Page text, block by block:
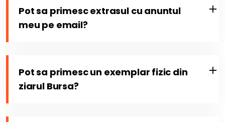
Pot sa primesc extrasul cu anuntul
meu pe email?
Pot sa primesc un exemplar fizic din
ziarul Bursa?